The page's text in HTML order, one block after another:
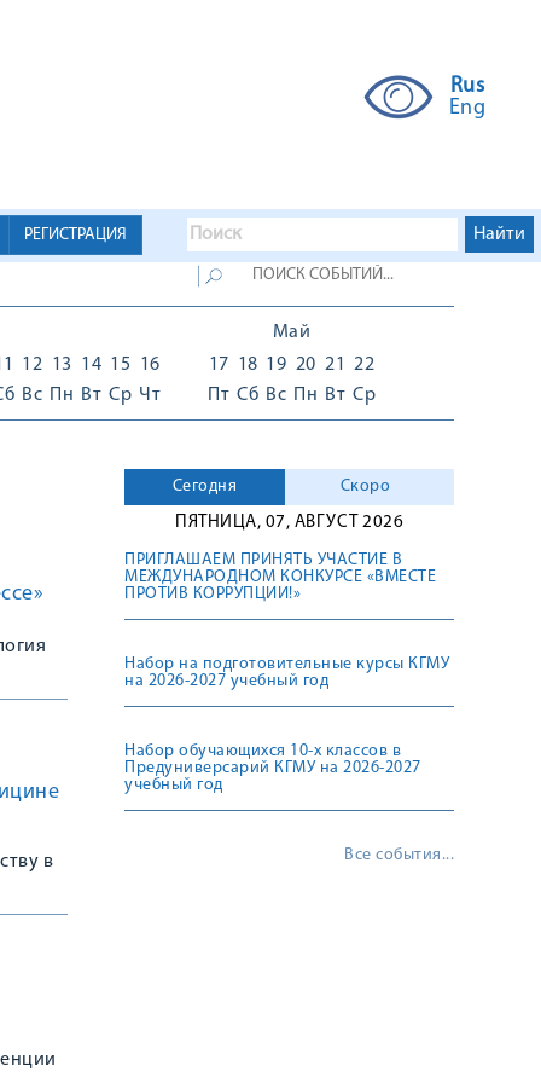
Rus
Eng
РЕГИСТРАЦИЯ
12
Вс
13
Пн
14
Вт
15
Ср
16
Чт
Май
17
Пт
18
Сб
19
Вс
20
Пн
21
Вт
22
Ср
в
Сегодня
Скоро
ПЯТНИЦА, 07, АВГУСТ 2026
ПРИГЛАШАЕМ ПРИНЯТЬ УЧАСТИЕ В
МЕЖДУНАРОДНОМ КОНКУРСЕ «ВМЕСТЕ
ПРОТИВ КОРРУПЦИИ!»
Набор на подготовительные курсы КГМУ
на 2026-2027 учебный год
Набор обучающихся 10-х классов в
Предуниверсарий КГМУ на 2026-2027
учебный год
Все события...